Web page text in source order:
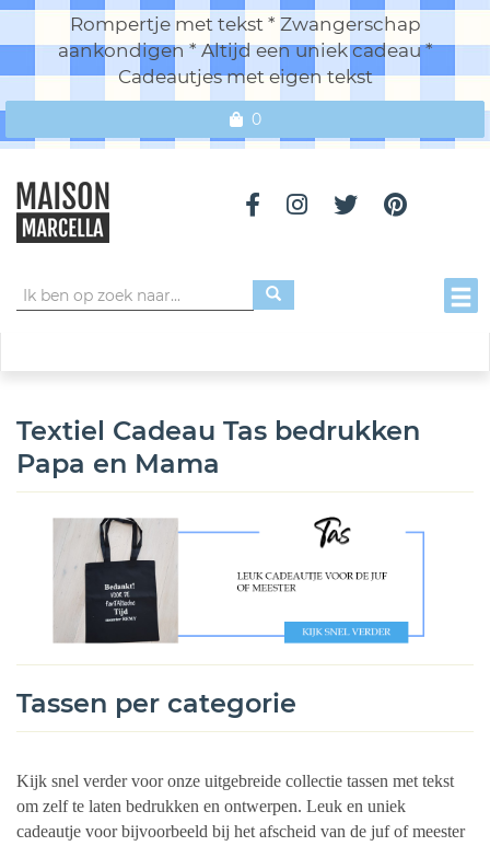
Rompertje met tekst * Zwangerschap
aankondigen * Altijd een uniek cadeau *
Cadeautjes met eigen tekst
0
Textiel Cadeau Tas bedrukken
Papa en Mama
Tassen per categorie
Kijk snel verder voor onze uitgebreide collectie tassen met tekst
om zelf te laten bedrukken en ontwerpen. Leuk en uniek
cadeautje voor bijvoorbeeld bij het afscheid van de juf of meester